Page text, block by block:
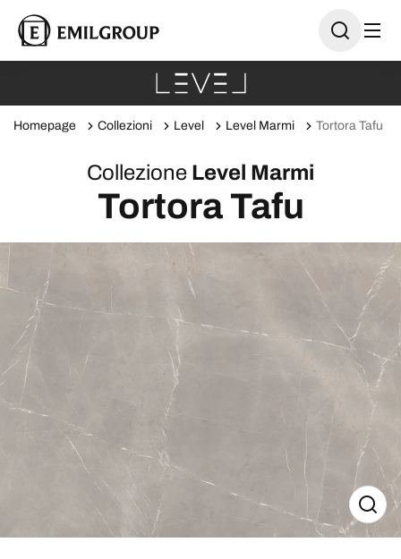
Homepage Collezioni Level Level Marmi Tortora Tafu
Collezione Level Marmi
Tortora Tafu